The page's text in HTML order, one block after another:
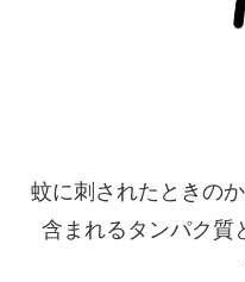
蚊に刺されたときの
含まれるタンパク質